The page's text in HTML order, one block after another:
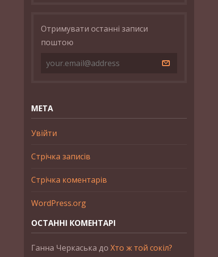
Отримувати останні записи
поштою
МЕТА
Увійти
Стрічка записів
Стрічка коментарів
WordPress.org
ОСТАННІ КОМЕНТАРІ
Ганна Черкаська до Хто ж той сокіл?